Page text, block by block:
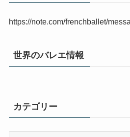
https://note.com/frenchballet/
世界のバレエ情報
カテゴリー